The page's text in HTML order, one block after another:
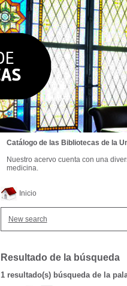
Inicio
New search
Resultado de la búsqueda
1 resultado(s) búsqueda de la
Catálogo de las Bibliotecas de la
Nuestro acervo cuenta con una
medicina.